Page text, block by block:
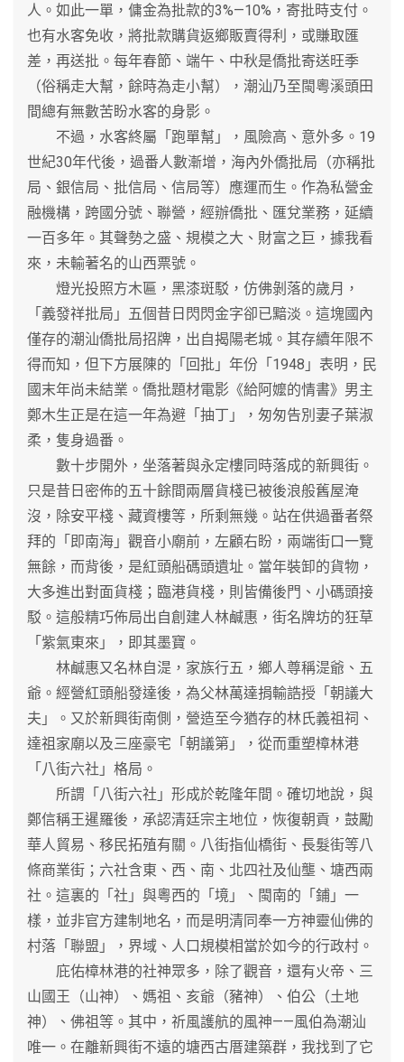
人。如此一單，傭金為批款的3%—10%，寄批時支付。
也有水客免收，將批款購貨返鄉販賣得利，或賺取匯
差，再送批。每年春節、端午、中秋是僑批寄送旺季
（俗稱走大幫，餘時為走小幫），潮汕乃至閩粵溪頭田
間總有無數苦盼水客的身影。
不過，水客終屬「跑單幫」，風險高、意外多。19
世紀30年代後，過番人數漸增，海內外僑批局（亦稱批
局、銀信局、批信局、信局等）應運而生。作為私營金
融機構，跨國分號、聯營，經辦僑批、匯兌業務，延續
一百多年。其聲勢之盛、規模之大、財富之巨，據我看
來，未輸著名的山西票號。
燈光投照方木匾，黑漆斑駁，仿佛剝落的歲月，
「義發祥批局」五個昔日閃閃金字卻已黯淡。這塊國內
僅存的潮汕僑批局招牌，出自揭陽老城。其存續年限不
得而知，但下方展陳的「回批」年份「1948」表明，民
國末年尚未結業。僑批題材電影《給阿嬤的情書》男主
鄭木生正是在這一年為避「抽丁」，匆匆告別妻子葉淑
柔，隻身過番。
數十步開外，坐落著與永定樓同時落成的新興街。
只是昔日密佈的五十餘間兩層貨棧已被後浪般舊屋淹
沒，除安平棧、藏資樓等，所剩無幾。站在供過番者祭
拜的「即南海」觀音小廟前，左顧右盼，兩端街口一覽
無餘，而背後，是紅頭船碼頭遺址。當年裝卸的貨物，
大多進出對面貨棧；臨港貨棧，則皆備後門、小碼頭接
駁。這般精巧佈局出自創建人林鹹惠，街名牌坊的狂草
「紫氣東來」，即其墨寶。
林鹹惠又名林自湜，家族行五，鄉人尊稱湜爺、五
爺。經營紅頭船發達後，為父林萬達捐輸誥授「朝議大
夫」。又於新興街南側，營造至今猶存的林氏義祖祠、
達祖家廟以及三座豪宅「朝議第」，從而重塑樟林港
「八街六社」格局。
所謂「八街六社」形成於乾隆年間。確切地說，與
鄭信稱王暹羅後，承認清廷宗主地位，恢復朝貢，鼓勵
華人貿易、移民拓殖有關。八街指仙橋街、長髮街等八
條商業街；六社含東、西、南、北四社及仙壟、塘西兩
社。這裏的「社」與粵西的「境」、閩南的「鋪」一
樣，並非官方建制地名，而是明清同奉一方神靈仙佛的
村落「聯盟」，界域、人口規模相當於如今的行政村。
庇佑樟林港的社神眾多，除了觀音，還有火帝、三
山國王（山神）、媽祖、亥爺（豬神）、伯公（土地
神）、佛祖等。其中，祈風護航的風神——風伯為潮汕
唯一。在離新興街不遠的塘西古厝建築群，我找到了它